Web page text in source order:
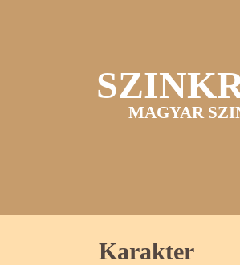
MAGYAR
Karakter